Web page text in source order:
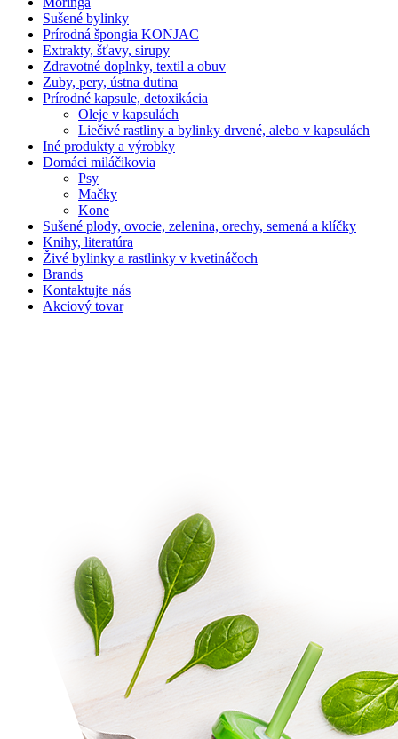
Sušené bylinky
Prírodná špongia KONJAC
Extrakty, šťavy, sirupy
Zdravotné doplnky, textil a obuv
Zuby, pery, ústna dutina
Prírodné kapsule, detoxikácia
Oleje v kapsulách
Liečivé rastliny a bylinky drvené, alebo v kapsulách
Iné produkty a výrobky
Domáci miláčikovia
Psy
Mačky
Kone
Sušené plody, ovocie, zelenina, orechy, semená a klíčky
Knihy, literatúra
Živé bylinky a rastlinky v kvetináčoch
Brands
Kontaktujte nás
Akciový tovar